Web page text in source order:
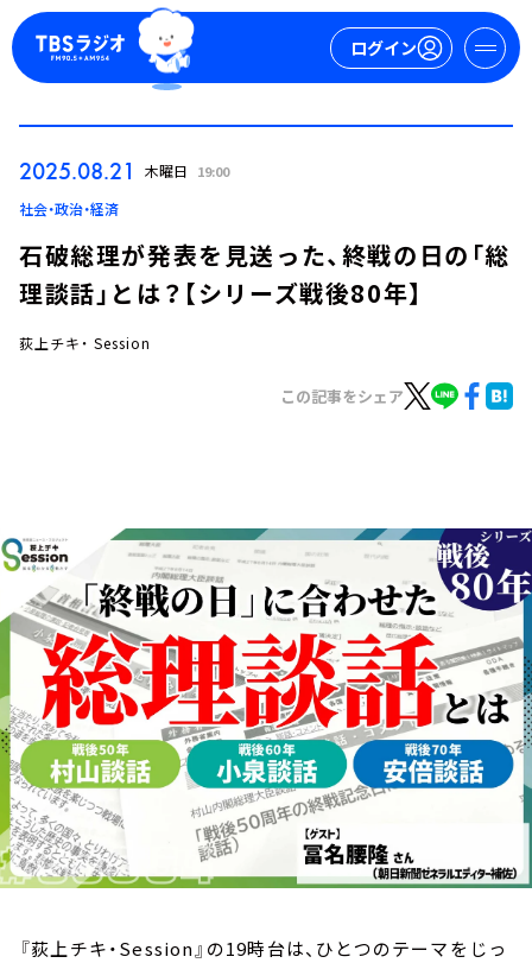
ログイン
お知らせ
イベント・グッズ
YouTube
会社情報
2025.08.21 木曜日 19:00
社会・政治・経済
石破総理が発表を見送った、終戦の日の「総
理談話」とは？【シリーズ戦後80年】
荻上チキ・ Session
この記事をシェア
『荻上チキ・Session』の19時台は、ひとつのテーマをじっ